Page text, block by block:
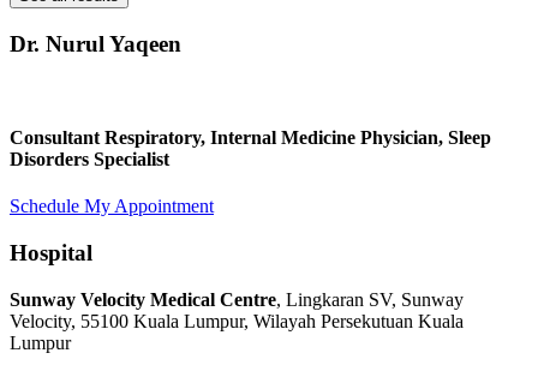
Dr. Nurul Yaqeen
Consultant Respiratory, Internal Medicine Physician, Sleep
Disorders Specialist
Schedule My Appointment
Hospital
Sunway Velocity Medical Centre, Lingkaran SV, Sunway
Velocity, 55100 Kuala Lumpur, Wilayah Persekutuan Kuala
Lumpur